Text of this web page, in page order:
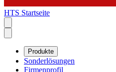
HTS Startseite
Produkte
Sonderlösungen
Firmenprofil